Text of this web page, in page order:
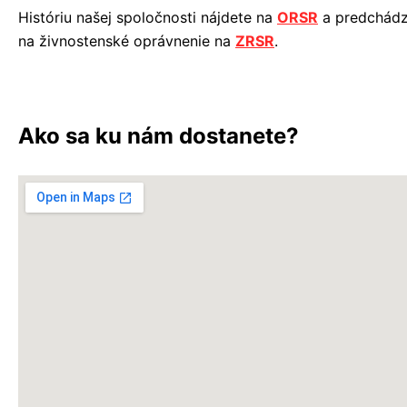
Históriu našej spoločnosti nájdete na ORSR a
na živnostenské oprávnenie na ZRSR.
Ako sa ku nám dostanete?